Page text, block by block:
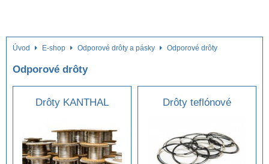
Úvod E-shop Odporové drôty a pásky Odporové drôty
Odporové drôty
Drôty KANTHAL Drôty teflónové